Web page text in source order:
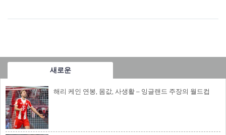
새로운
해리 케인 연봉, 몸값, 사생활 – 잉글랜드 주장의 월드컵